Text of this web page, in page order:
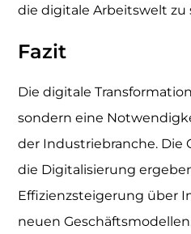
die digitale Arbeitswelt zu
Fazit
Die digitale
sondern eine
der Industriebranche. Die
die Digitalisierung
Effizienzsteigerung über
neuen